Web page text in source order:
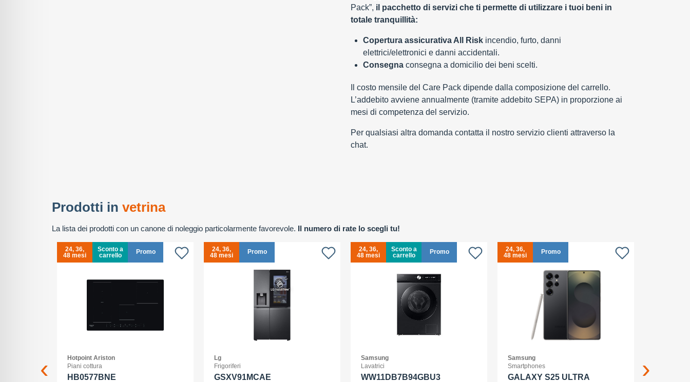
Pack”, il pacchetto di servizi che ti permette di utilizzare i tuoi beni in
totale tranquillità:
Copertura assicurativa All Riskincendio, furto, danni
elettrici/elettronici e danni accidentali.
Consegnaconsegna a domicilio dei beni scelti.
Il costo mensile del Care Pack dipende dalla composizione del carrello.
L’addebito avviene annualmente (tramite addebito SEPA) in proporzione ai
mesi di competenza del servizio.
Per qualsiasi altra domanda contatta il nostro servizio clienti attraverso la
chat.
Prodotti in vetrina
La lista dei prodotti con un canone di noleggio particolarmente favorevole. Il numero di rate lo scegli tu!
24, 36,
48 mesi
Sconto a
carrello
Promo
Hotpoint Ariston
Piani cottura
HB0577BNE
24, 36,
48 mesi
Promo
Lg
Frigoriferi
GSXV91MCAE
24, 36,
48 mesi
Sconto a
carrello
Promo
Samsung
Lavatrici
WW11DB7B94GBU3
24, 36,
48 mesi
Promo
Samsung
Smartphones
GALAXY S25 ULTRA